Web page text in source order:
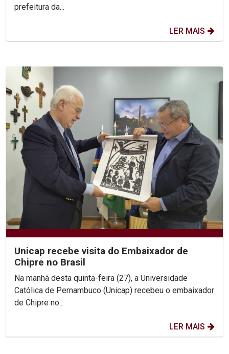
prefeitura da...
LER MAIS
Unicap recebe visita do Embaixador de
Chipre no Brasil
Na manhã desta quinta-feira (27), a Universidade
Católica de Pernambuco (Unicap) recebeu o embaixador
de Chipre no...
LER MAIS